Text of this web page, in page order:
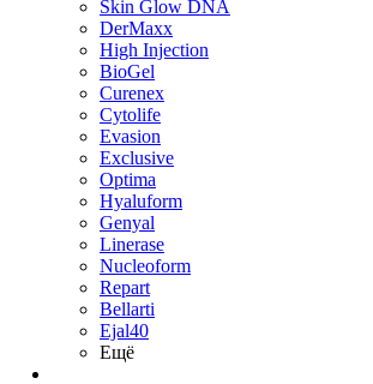
Skin Glow DNA
DerMaxx
High Injection
BioGel
Curenex
Cytolife
Evasion
Exclusive
Optima
Hyaluform
Genyal
Linerase
Nucleoform
Repart
Bellarti
Ejal40
Ещё